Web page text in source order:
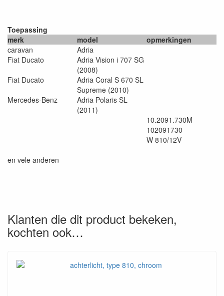
Toepassing
merk
model
opmerkingen
caravan
Adria
Fiat Ducato
Adria Vision i 707 SG
(2008)
Fiat Ducato
Adria Coral S 670 SL
Supreme (2010)
Mercedes-Benz
Adria Polaris SL
(2011)
10.2091.730M
102091730
W 810/12V
en vele anderen
Klanten die dit product bekeken,
kochten ook…